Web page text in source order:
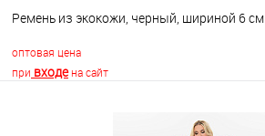
Ремень из экокожи, черный, шириной 6 см
оптовая цена
при входена сайт
В корзину